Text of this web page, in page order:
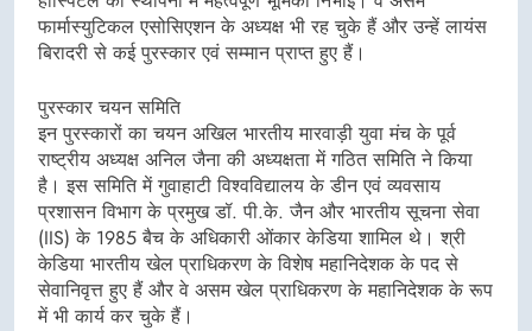
फार्मास्युटिकल एसोसिएशन के अध्यक्ष भी रह चुके हैं और उन्हें लायंस
बिरादरी से कई पुरस्कार एवं सम्मान प्राप्त हुए हैं।
पुरस्कार चयन समिति
इन पुरस्कारों का चयन अखिल भारतीय मारवाड़ी युवा मंच के पूर्व
राष्ट्रीय अध्यक्ष अनिल जैना की अध्यक्षता में गठित समिति ने किया
है। इस समिति में गुवाहाटी विश्वविद्यालय के डीन एवं व्यवसाय
प्रशासन विभाग के प्रमुख डॉ. पी.के. जैन और भारतीय सूचना सेवा
(IIS) के 1985 बैच के अधिकारी ओंकार केडिया शामिल थे। श्री
केडिया भारतीय खेल प्राधिकरण के विशेष महानिदेशक के पद से
सेवानिवृत्त हुए हैं और वे असम खेल प्राधिकरण के महानिदेशक के रूप
में भी कार्य कर चुके हैं।